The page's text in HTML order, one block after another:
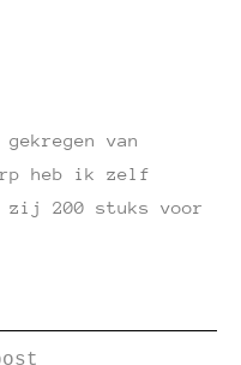
van
heb ik zelf
zij 200 stuks voor